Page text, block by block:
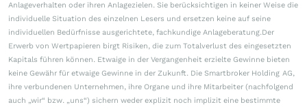
Anlageverhalten oder ihren Anlagezielen. Sie berücksichtigen in keiner Weise die
individuelle Situation des einzelnen Lesers und ersetzen keine auf seine
individuellen Bedürfnisse ausgerichtete, fachkundige Anlageberatung.Der
Erwerb von Wertpapieren birgt Risiken, die zum Totalverlust des eingesetzten
Kapitals führen können. Etwaige in der Vergangenheit erzielte Gewinne bieten
keine Gewähr für etwaige Gewinne in der Zukunft. Die Smartbroker Holding AG,
ihre verbundenen Unternehmen, ihre Organe und ihre Mitarbeiter (nachfolgend
auch „wir“ bzw. „uns“) sichern weder explizit noch implizit eine bestimmte